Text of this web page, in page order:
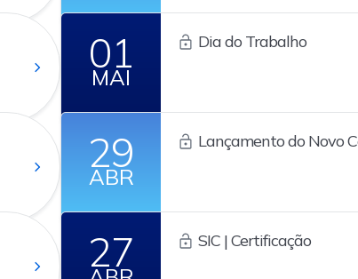
01
MAI
Dia do Trabalho
29
ABR
Lançamento do Novo
27 SIC | Certificação